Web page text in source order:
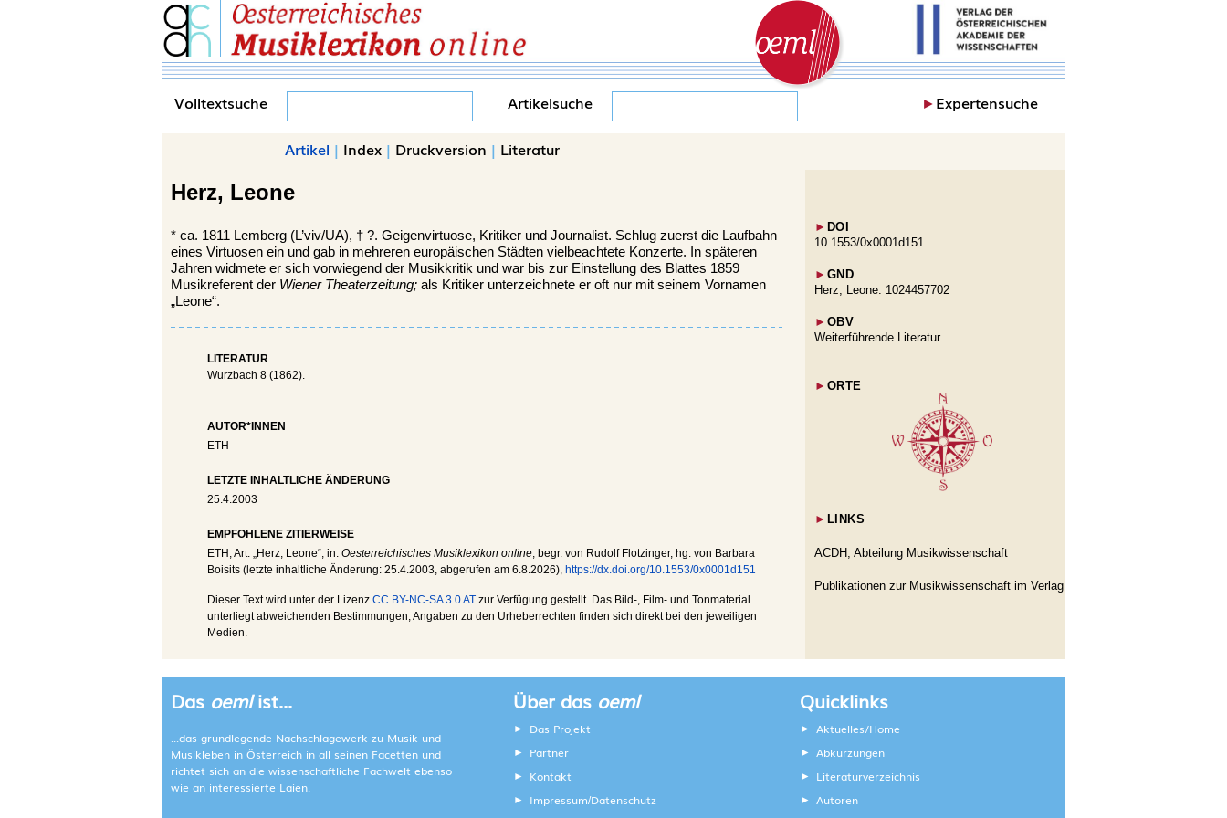
Volltextsuche Artikelsuche ►Expertensuche
Artikel | Index | Druckversion | Literatur
Herz, Leone
* ca. 1811 Lemberg (L’viv/UA), † ?. Geigenvirtuose, Kritiker und Journalist. Schlug zuerst die Laufbahn
eines Virtuosen ein und gab in mehreren europäischen Städten vielbeachtete Konzerte. In späteren
Jahren widmete er sich vorwiegend der Musikkritik und war bis zur Einstellung des Blattes 1859
Musikreferent der Wiener Theaterzeitung; als Kritiker unterzeichnete er oft nur mit seinem Vornamen
„Leone“.
LITERATUR
Wurzbach 8 (1862).
AUTOR*INNEN
ETH
LETZTE INHALTLICHE ÄNDERUNG
25.4.2003
EMPFOHLENE ZITIERWEISE
ETH , Art. „Herz, Leone“, in: Oesterreichisches Musiklexikon online, begr. von Rudolf Flotzinger, hg. von Barbara
Boisits (letzte inhaltliche Änderung: 25.4.2003, abgerufen am 6.8.2026), https://dx.doi.org/10.1553/0x0001d151
Dieser Text wird unter der Lizenz CC BY-NC-SA 3.0 AT zur Verfügung gestellt. Das Bild-, Film- und Tonmaterial
unterliegt abweichenden Bestimmungen; Angaben zu den Urheberrechten finden sich direkt bei den jeweiligen
Medien.
► DOI
10.1553/0x0001d151
► GND
Herz, Leone: 1024457702
► OBV
Weiterführende Literatur
► ORTE
► LINKS
ACDH, Abteilung Musikwissenschaft
Publikationen zur Musikwissenschaft im Verlag
Das oemlist...
...das grundlegende Nachschlagewerk zu Musik und
Musikleben in Österreich in all seinen Facetten und
richtet sich an die wissenschaftliche Fachwelt ebenso
wie an interessierte Laien.
Über das oeml
Das Projekt
Partner
Kontakt
Impressum/Datenschutz
Quicklinks
Aktuelles/Home
Abkürzungen
Literaturverzeichnis
Autoren